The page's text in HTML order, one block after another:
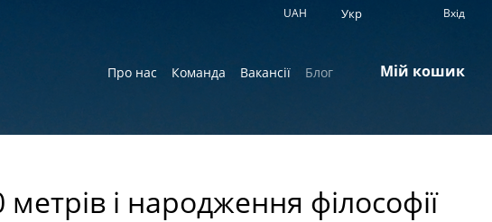
UAH Укр Вхід
Про нас Команда Вакансії Блог Мій кошик
і народження філософії